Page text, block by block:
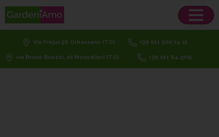
Via Frejus 56 Orbassano (TO) +39 011 900 74 21
via Bruno Buozzi, 20 Moncalieri (TO) +39 011 64 2705